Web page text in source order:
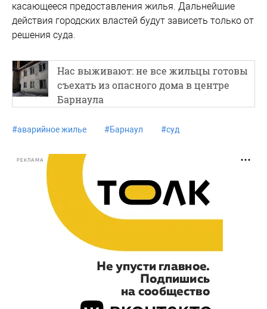
касающееся предоставления жилья. Дальнейшие
действия городских властей будут зависеть только от
решения суда.
Нас выживают: не все жильцы готовы
съехать из опасного дома в центре
Барнаула
#аварийное жилье #Барнаул #суд
РЕКЛАМА